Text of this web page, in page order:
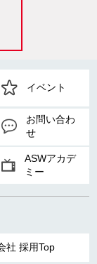
イベント
お問い合わ
せ
ASWアカデ
ミー
社 採用Top